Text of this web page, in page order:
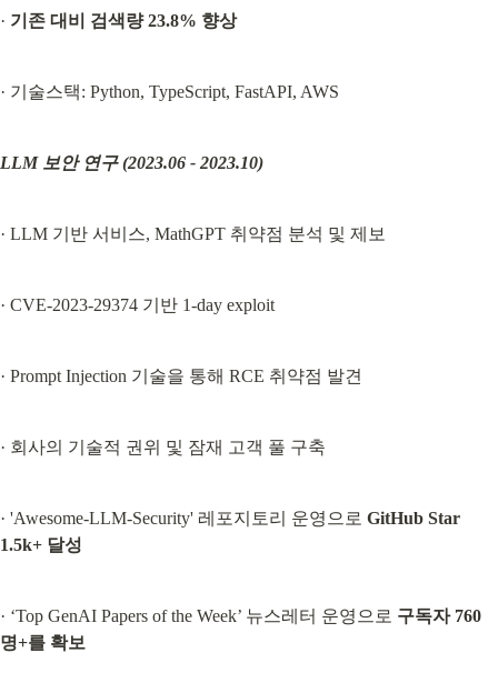
· 기존 대비 검색량 23.8% 향상
· 기술스택: Python, TypeScript, FastAPI, AWS
LLM 보안 연구 (2023.06 - 2023.10)
· LLM 기반 서비스, MathGPT 취약점 분석 및 제보
· CVE-2023-29374 기반 1-day exploit
· Prompt Injection 기술을 통해 RCE 취약점 발견
· 회사의 기술적 권위 및 잠재 고객 풀 구축
· 'Awesome-LLM-Security' 레포지토리 운영으로 GitHub Star
1.5k+ 달성
· ‘Top GenAI Papers of the Week’ 뉴스레터 운영으로 구독자 760
명+를 확보